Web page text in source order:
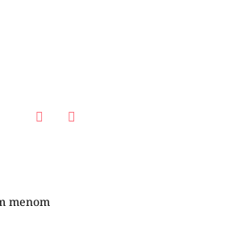
menom